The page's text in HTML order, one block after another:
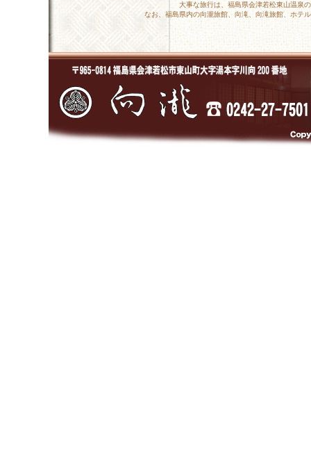
大事な旅行は、福島県会津若松東山温泉
なお、福島県内の向瀧旅館、向滝、向滝旅館、ホテ